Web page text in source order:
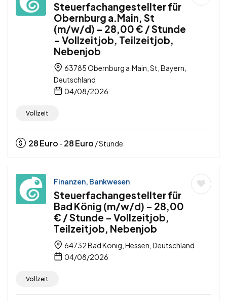
Steuerfachangestellter für
Obernburg a.Main, St
(m/w/d) – 28,00 € / Stunde
– Vollzeitjob, Teilzeitjob,
Nebenjob
63785 Obernburg a.Main, St, Bayern,
Deutschland
04/08/2026
Vollzeit
28Euro - 28Euro / Stunde
Finanzen, Bankwesen
Steuerfachangestellter für
Bad König (m/w/d) – 28,00
€ / Stunde – Vollzeitjob,
Teilzeitjob, Nebenjob
64732 Bad König, Hessen, Deutschland
04/08/2026
Vollzeit